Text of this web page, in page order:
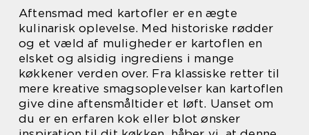
Aftensmad med kartofler er en ægte
kulinarisk oplevelse. Med historiske rødder
og et væld af muligheder er kartoflen en
elsket og alsidig ingrediens i mange
køkkener verden over. Fra klassiske retter til
mere kreative smagsoplevelser kan kartoflen
give dine aftensmåltider et løft. Uanset om
du er en erfaren kok eller blot ønsker